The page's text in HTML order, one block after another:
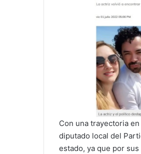
Con una trayectoria
diputado local del
estado, ya que por